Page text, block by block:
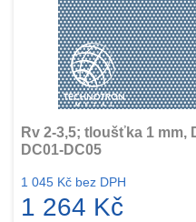
Rv 2-3,5; tloušťka 1
DC01-DC05
1 045 Kč bez DPH
1 264 Kč